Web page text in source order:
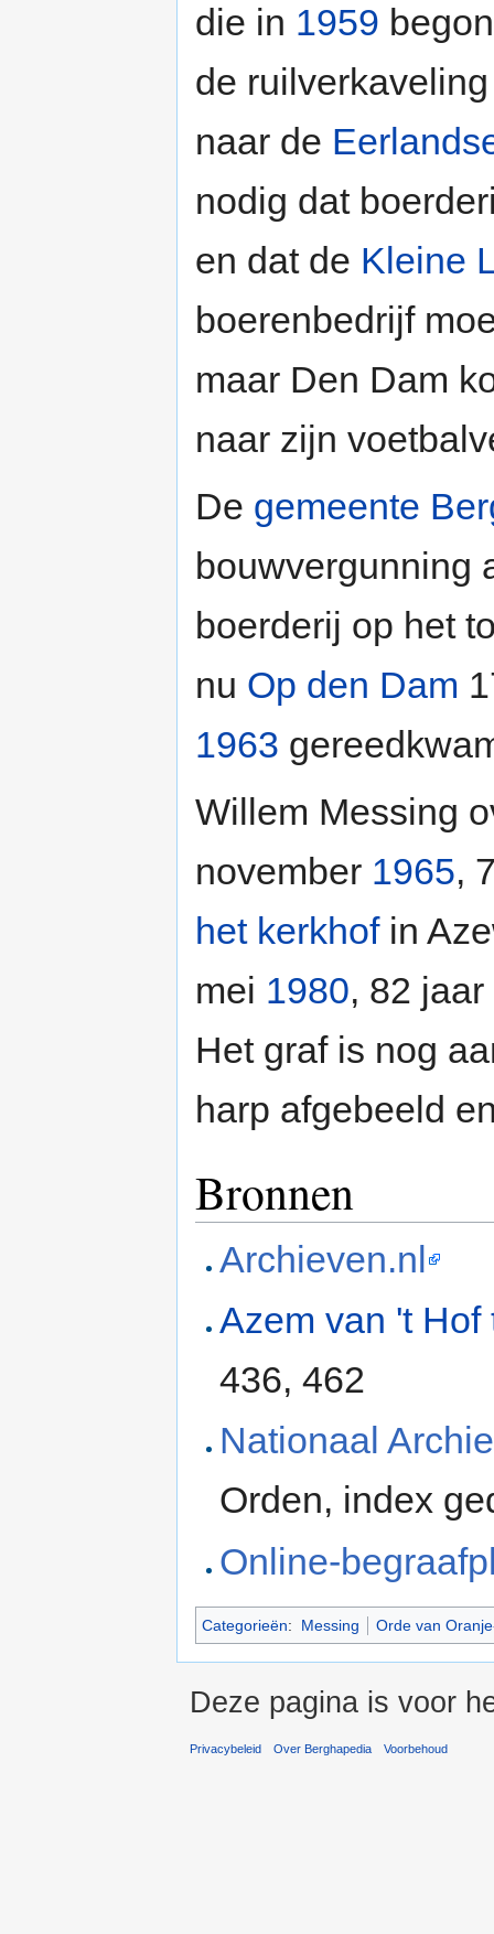
die in 1959
de
naar de
nodig dat
en dat de Kleine
boerenbedrijf
maar Den Dam
naar zijn
De gemeente
bouwvergunning
boerderij op het
nu Op den Dam
1963
Willem Messing
november 1965,
het kerkhofin
mei 1980, 82
Het graf is nog
harp afgebeeld
Bronnen
Archieven.nl
Azem van 't Hof
436, 462
Nationaal
Orden, index
Online-
Categorieën: Messing Orde van
Deze pagina is voor
Privacybeleid Over Berghapedia Voorbehoud